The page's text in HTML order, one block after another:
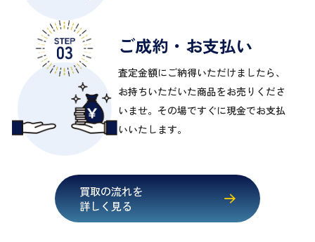
ご成約・お支払い
査定金額にご納得いただけましたら、
お持ちいただいた商品をお売りくださ
いませ。その場ですぐに現金でお支払
いいたします。
買取の流れを
詳しく見る